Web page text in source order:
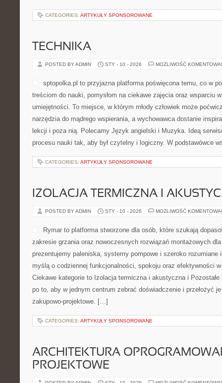
CATEGORIES: ARTYKUŁY SPONSOROWANE
TECHNIKA
POSTED BY ADMIN STY - 10 - 2026 MOŻLIWOŚĆ
sptopolka.pl to przyjazna platforma poświęcona temu, co w
treściom do nauki, pomysłom na ciekawe zajęcia oraz wsparciu
umiejętności. To miejsce, w którym młody człowiek może
narzędzia do mądrego wspierania, a wychowawca dostanie
lekcji i poza nią. Polecamy Język angielski i Muzyka. Ideą
procesu nauki tak, aby był czytelny i logiczny. W podstawówce
CATEGORIES: ARTYKUŁY SPONSOROWANE
IZOLACJA TERMICZNA I
POSTED BY ADMIN STY - 10 - 2026 MOŻLIWOŚĆ
Rymar to platforma stworzone dla osób, które szukają
zakresie grzania oraz nowoczesnych rozwiązań montażowych
prezentujemy paleniska, systemy pompowe i szeroko rozumiane
myślą o codziennej funkcjonalności, spokoju oraz efektywności
Ciekawe kategorie to Izolacja termiczna i akustyczna i Pozostałe
po to, aby w jednym centrum zebrać doświadczenie i przełożyć
zakupowo-projektowe. […]
CATEGORIES: ARTYKUŁY SPONSOROWANE
ARCHITEKTURA
PROJEKTOWE